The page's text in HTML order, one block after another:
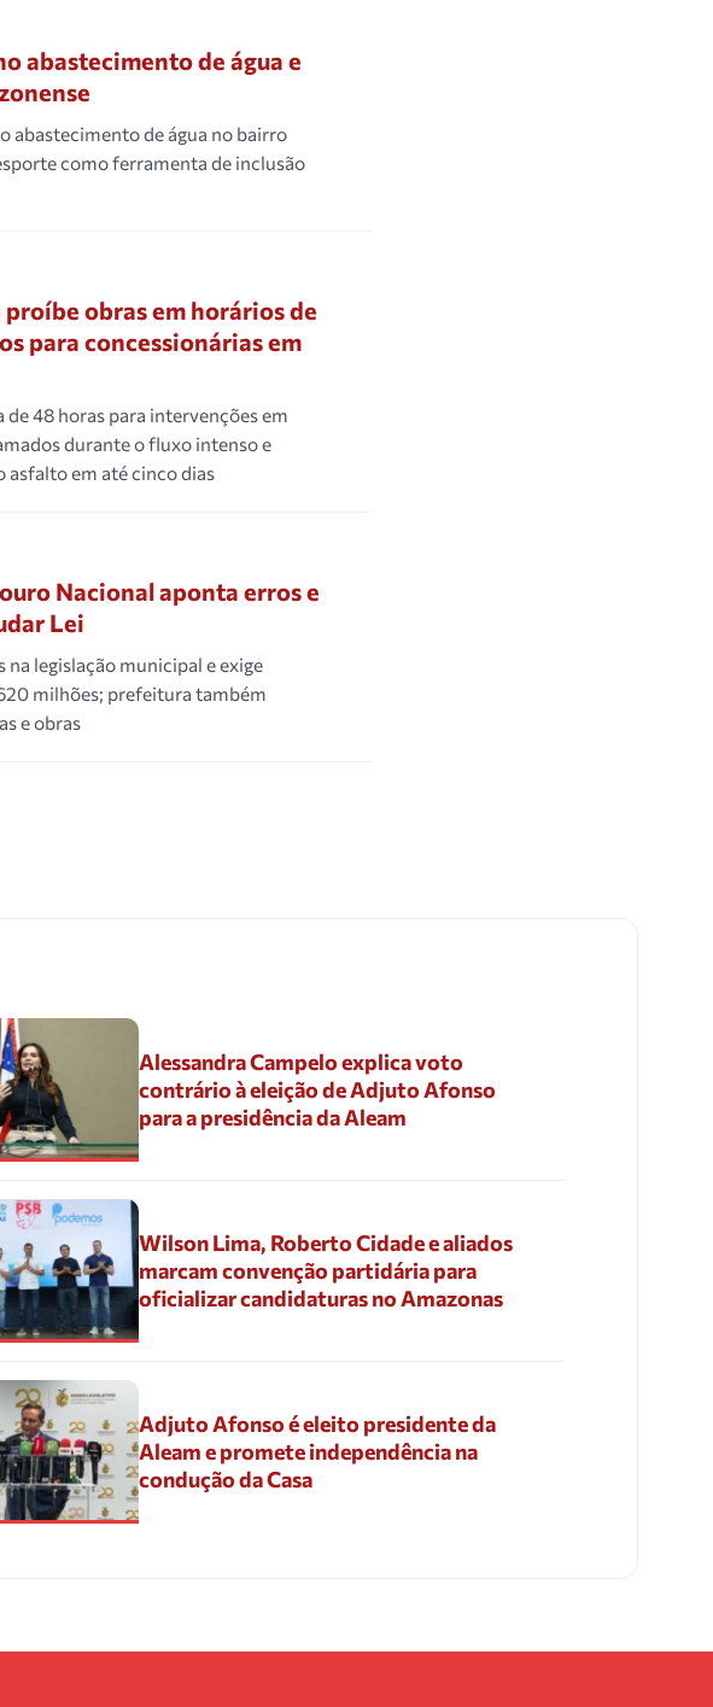
abastecimento de água e
abastecimento de água no bairro
como ferramenta de inclusão
obras em horários de
para concessionárias em
48 horas para intervenções em
durante o fluxo intenso e
em até cinco dias
Nacional aponta erros e
Lei
legislação municipal e exige
milhões; prefeitura também
e obras
Alessandra Campelo explica voto
contrário à eleição de Adjuto Afonso
para a presidência da Aleam
Wilson Lima, Roberto Cidade e aliados
marcam convenção partidária para
oficializar candidaturas no Amazonas
Adjuto Afonso é eleito presidente da
Aleam e promete independência na
condução da Casa